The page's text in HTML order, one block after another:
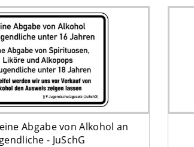
Abgabe von Alkohol an
- JuSchG